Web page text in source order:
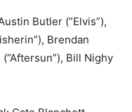
Butler (”Elvis”),
Brendan
Bill Nighy